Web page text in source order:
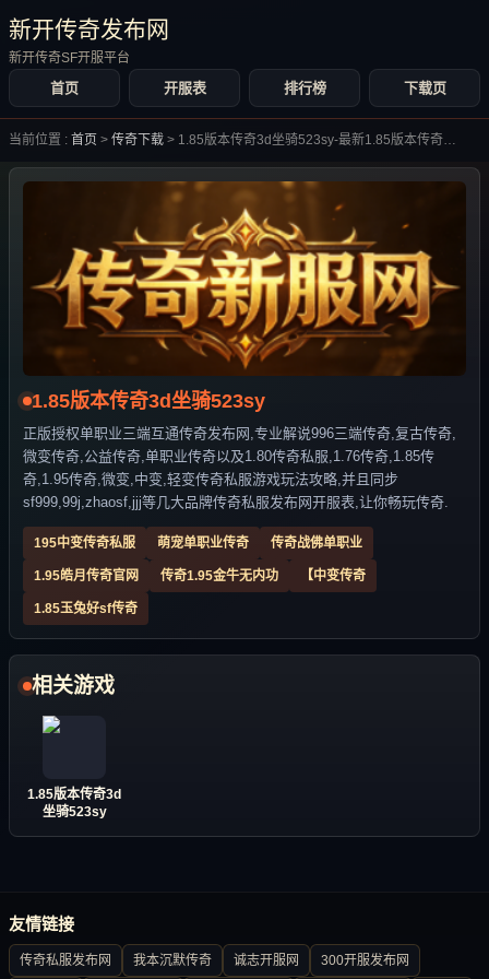
新开传奇发布网
新开传奇SF开服平台
首页 开服表 排行榜 下载页
当前位置 : 首页 > 传奇下载 > 1.85版本传奇3d坐骑523sy-最新1.85版本传奇3d坐骑523sy合集大全-
1.85版本传奇3d坐骑523sy
正版授权单职业三端互通传奇发布网,专业解说996三端传奇,复古传奇,
微变传奇,公益传奇,单职业传奇以及1.80传奇私服,1.76传奇,1.85传
奇,1.95传奇,微变,中变,轻变传奇私服游戏玩法攻略,并且同步
sf999,99j,zhaosf,jjj等几大品牌传奇私服发布网开服表,让你畅玩传奇.
195中变传奇私服 萌宠单职业传奇 传奇战佛单职业
1.95皓月传奇官网 传奇1.95金牛无内功 【中变传奇
1.85玉兔好sf传奇
相关游戏
1.85版本传奇3d
坐骑523sy
友情链接
传奇私服发布网 我本沉默传奇 诚志开服网 300开服发布网